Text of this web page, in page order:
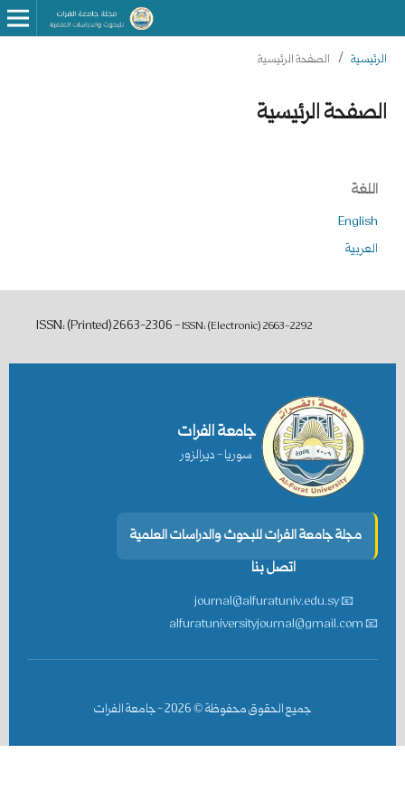
الرئيسية / الصفحة الرئيسية
الصفحة الرئيسية
اللغة
English
العربية
ISSN: (Printed) 2663-2306 -ISSN: (Electronic)2663-2292
جامعة الفرات
سوريا - ديرالزور
مجلة جامعة الفرات للبحوث والدراسات العلمية
اتصل بنا
📧 journal@alfuratuniv.edu.sy
📧 alfuratuniversityjournal@gmail.com
جميع الحقوق محفوظة ©2026- جامعة الفرات